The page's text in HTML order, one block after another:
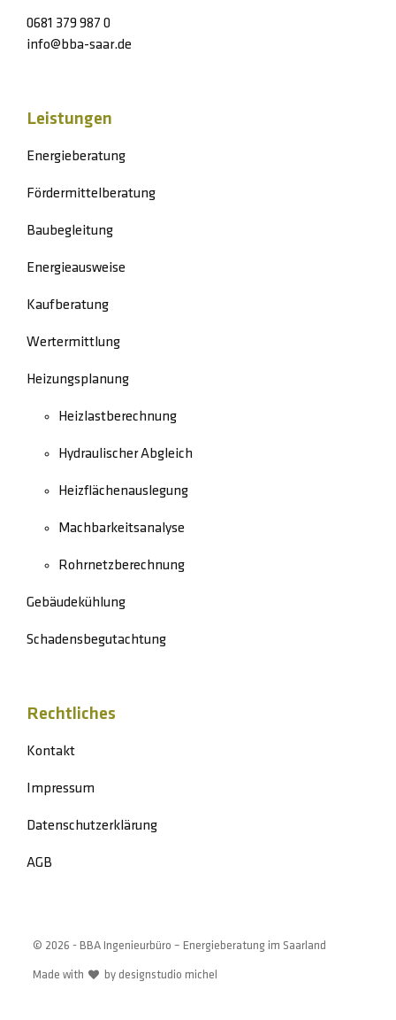
0681 379 987 0
info@bba-saar.de
Leistungen
Energieberatung
Fördermittelberatung
Baubegleitung
Energieausweise
Kaufberatung
Wertermittlung
Heizungsplanung
Heizlastberechnung
Hydraulischer Abgleich
Heizflächenauslegung
Machbarkeitsanalyse
Rohrnetzberechnung
Gebäudekühlung
Schadensbegutachtung
Rechtliches
Kontakt
Impressum
Datenschutzerklärung
AGB
© 2026 - BBA Ingenieurbüro – Energieberatung im Saarland
Made with by designstudio michel